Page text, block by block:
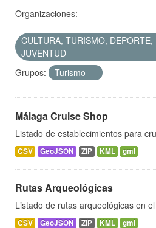
Organizaciones:
CULTURA, TURISMO, DEPORTE,
JUVENTUD
Grupos:
Turismo
Málaga Cruise Shop
Listado de establecimientos para
CSV GeoJSON ZIP KML gml
Rutas Arqueológicas
Listado de rutas arqueológicas en
CSV GeoJSON ZIP KML gml